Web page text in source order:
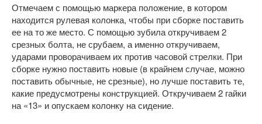
Отмечаем с помощью маркера положение, в котором
находится рулевая колонка, чтобы при сборке поставить
ее на то же место. С помощью зубила откручиваем 2
срезных болта, не срубаем, а именно откручиваем,
ударами проворачиваем их против часовой стрелки. При
сборке нужно поставить новые (в крайнем случае, можно
поставить обычные, не срезные), но лучше поставить те,
какие предусмотрены конструкцией. Откручиваем 2 гайки
на «13» и опускаем колонку на сидение.